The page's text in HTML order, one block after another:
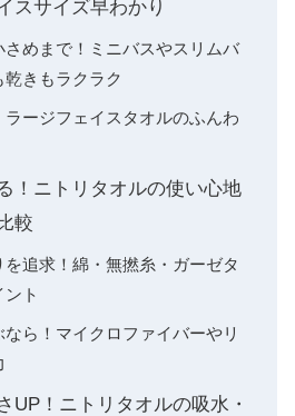
スサイズ早わかり
めまで！ミニバスやスリムバ
きもラクラク
ージフェイスタオルのふんわ
！ニトリタオルの使い心地
較
追求！綿・無撚糸・ガーゼタ
ト
ら！マイクロファイバーやリ
UP！ニトリタオルの吸水・